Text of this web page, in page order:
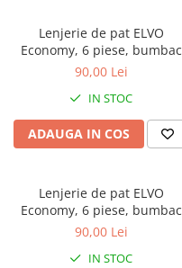
200x200cm
200x220cm
Cu elastic
Normal - fara elastic
Alba
Neagra
Lenjerie de pat ELVO
Economy, 6 piese, bumbac
policoton, gri, cu flori mov
90,00 Lei
IN STOC
ADAUGA IN COS
Lenjerie de pat ELVO
Economy, 6 piese, bumbac
policoton, alba, cu flori
90,00 Lei
IN STOC